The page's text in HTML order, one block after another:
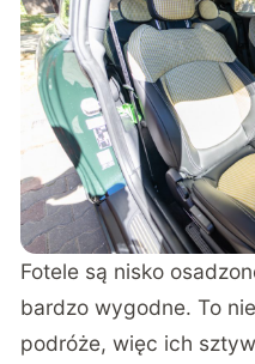
Fotele są nisko
bardzo wygodne. To
podróże, więc ich